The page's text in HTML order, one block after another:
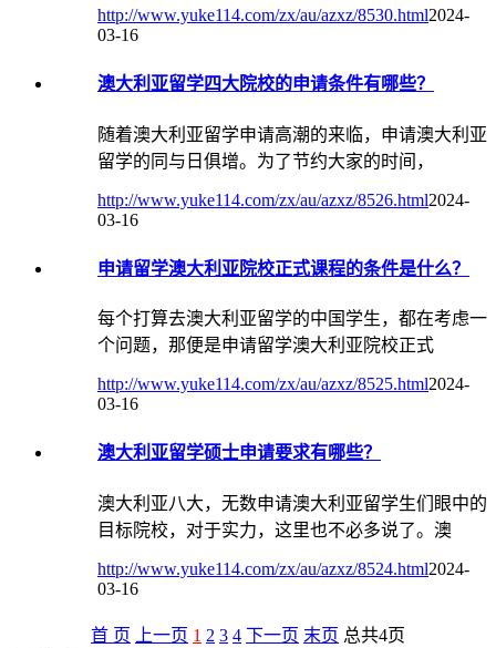
http://www.yuke114.com/zx/au/azxz/8530.html2024-
03-16
澳大利亚留学四大院校的申请条件有哪些？
随着澳大利亚留学申请高潮的来临，申请澳大利亚
留学的同与日俱增。为了节约大家的时间，
http://www.yuke114.com/zx/au/azxz/8526.html2024-
03-16
申请留学澳大利亚院校正式课程的条件是什么？
每个打算去澳大利亚留学的中国学生，都在考虑一
个问题，那便是申请留学澳大利亚院校正式
http://www.yuke114.com/zx/au/azxz/8525.html2024-
03-16
澳大利亚留学硕士申请要求有哪些？
澳大利亚八大，无数申请澳大利亚留学生们眼中的
目标院校，对于实力，这里也不必多说了。澳
http://www.yuke114.com/zx/au/azxz/8524.html2024-
03-16
首 页 上一页 1 2 3 4 下一页 末页 总共4页